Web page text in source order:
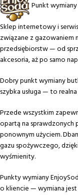
Punkt wymiany
Sklep internetowy i
związane z gazowaniem
przedsiębiorstw — od
akcesoria, aż po samo
Dobry punkt wymiany
szybka usługa — to
Przede wszystkim
opartą na
ponownym użyciem.
gazu spożywczego,
wyśmienity.
Punkty wymiany
o kliencie — wymiana